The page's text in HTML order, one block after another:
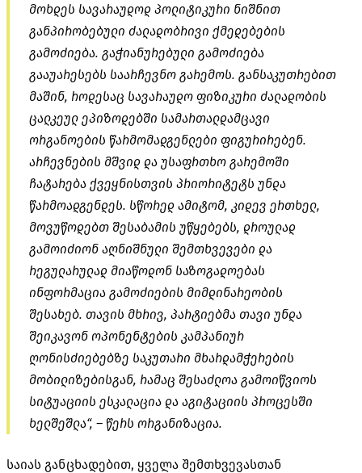
მოხდეს სავარაუდოდ პოლიტიკური ნიშნით
განპირობებული ძალადობრივი ქმედებების
გამოძიება. გაჭიანურებული გამოძიება
გააუარესებს საარჩევნო გარემოს. განსაკუთრებით
მაშინ, როდესაც სავარაუდო ფიზიკური ძალადობის
ცალკეულ ეპიზოდებში სამართალდამცავი
ორგანოების წარმომადგენლები ფიგურირებენ.
არჩევნების მშვიდ და უსაფრთხო გარემოში
ჩატარება ქვეყნისთვის პრიორიტეტს უნდა
წარმოადგენდეს. სწორედ ამიტომ, კიდევ ერთხელ,
მოვუწოდებთ შესაბამის უწყებებს, დროულად
გამოიძიონ აღნიშნული შემთხვევები და
რეგულარულად მიაწოდონ საზოგადოებას
ინფორმაცია გამოძიების მიმდინარეობის
შესახებ. თავის მხრივ, პარტიებმა თავი უნდა
შეიკავონ ოპონენტების კამპანიურ
ღონისძიებებზე საკუთარი მხარდამჭერების
მობილიზებისგან, რამაც შესაძლოა გამოიწვიოს
სიტუაციის ესკალაცია და აგიტაციის პროცესში
ხელშეშლა“, – წერს ორგანიზაცია.
საიას განცხადებით, ყველა შემთხვევასთან